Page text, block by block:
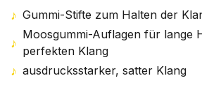
♪ Gummi-Stifte zum Halten der
♪
Moosgummi-Auflagen für lange
perfekten Klang
♪ ausdrucksstarker, satter Klang